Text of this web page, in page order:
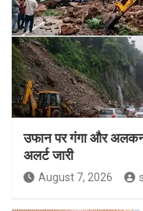
उफान पर गंगा और
अलर्ट जारी
August 7, 2026